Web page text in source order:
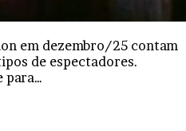
em dezembro/25 contam
de espectadores.
para…